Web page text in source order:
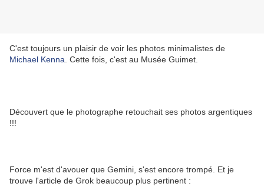
C'est toujours un plaisir de voir les photos minimalistes de
Michael Kenna . Cette fois, c'est au Musée Guimet.
Découvert que le photographe retouchait ses photos argentiques
!!!
Force m'est d'avouer que Gemini, s'est encore trompé. Et je
trouve l'article de Grok beaucoup plus pertinent :